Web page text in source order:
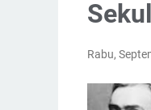
Rabu,